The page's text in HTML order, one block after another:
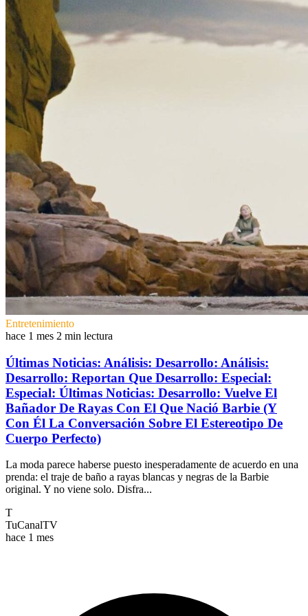
Entretenimiento
hace 1 mes 2 min lectura
Últimas Noticias: Análisis: Desarrollo: Análisis:
Desarrollo: Reportan Que Desarrollo: Especial:
Especial: Últimas Noticias: Desarrollo: Vuelve El
Bañador De Rayas Con El Que Nació Barbie (Y
Con Él La Conversación Sobre El Estereotipo De
Cuerpo Perfecto)
La moda parece haberse puesto inesperadamente de acuerdo en una
prenda: el traje de baño a rayas blancas y negras de la Barbie
original. Y no viene solo. Disfra...
T
TuCanalTV
hace 1 mes